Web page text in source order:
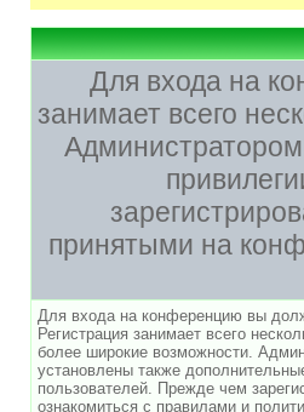
Для входа на
занимает всего
принятыми на
Для входа на конференцию вы
Регистрация занимает всего
более широкие возможности.
установлены также
пользователей. Прежде чем
ознакомиться с правилами и